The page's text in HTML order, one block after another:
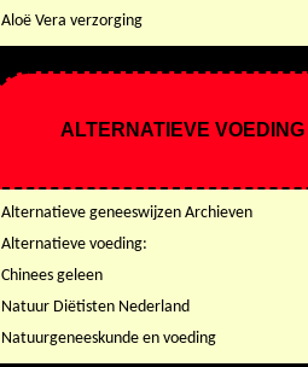
Aloë Vera verzorging
ALTERNATIEVE VOEDING
Alternatieve geneeswijzen Archieven
Alternatieve voeding:
Chinees geleen
Natuur Diëtisten Nederland
Natuurgeneeskunde en voeding